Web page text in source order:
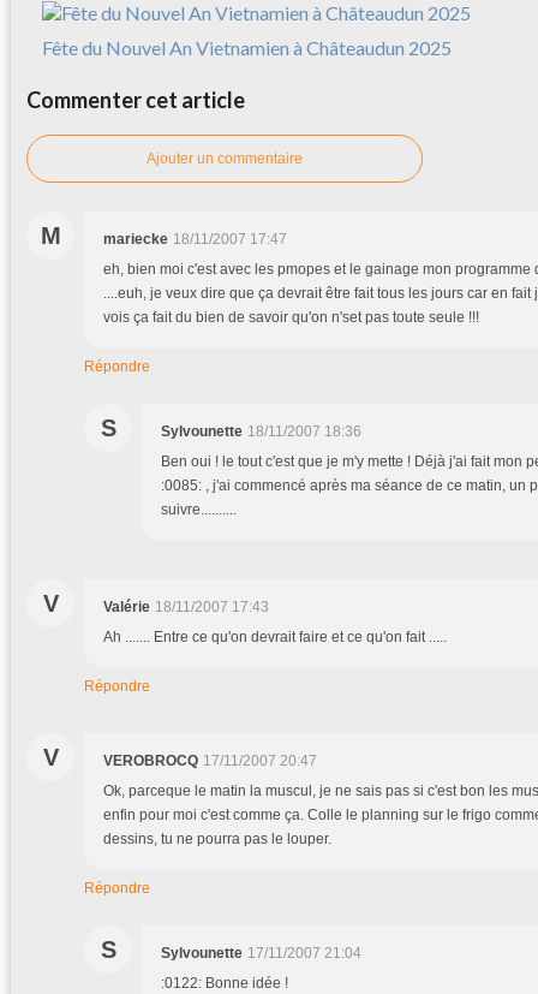
Fête du Nouvel An Vietnamien à Châteaudun 2025
Commenter cet article
Ajouter un commentaire
M mariecke 18/11/2007 17:47
eh, bien moi c'est avec les pmopes et le gainage mon programme
....euh, je veux dire que ça devrait être fait tous les jours car en
vois ça fait du bien de savoir qu'on n'set pas toute seule !!!
Répondre
S Sylvounette 18/11/2007 18:36
Ben oui ! le tout c'est que je m'y mette ! Déjà j'ai fait mon
:0085: , j'ai commencé après ma séance de ce matin, un
suivre..........
V Valérie 18/11/2007 17:43
Ah ....... Entre ce qu'on devrait faire et ce qu'on fait .....
Répondre
V VEROBROCQ 17/11/2007 20:47
Ok, parceque le matin la muscul, je ne sais pas si c'est bon les
enfin pour moi c'est comme ça. Colle le planning sur le frigo
dessins, tu ne pourra pas le louper.
Répondre
S Sylvounette 17/11/2007 21:04
:0122: Bonne idée !